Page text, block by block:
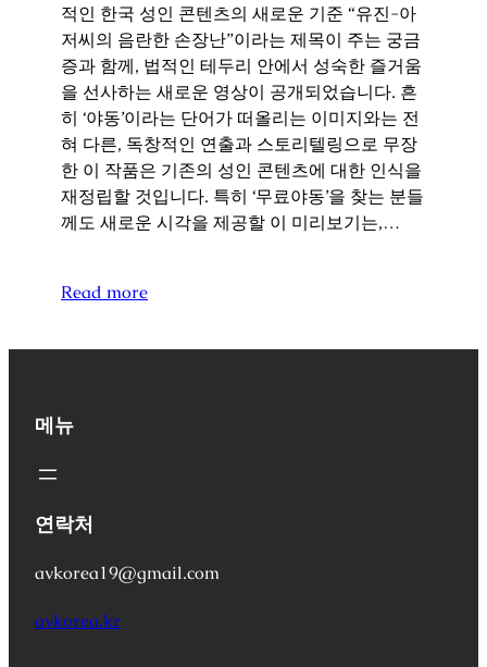
적인 한국 성인 콘텐츠의 새로운 기준 “유진-아
저씨의 음란한 손장난”이라는 제목이 주는 궁금
증과 함께, 법적인 테두리 안에서 성숙한 즐거움
을 선사하는 새로운 영상이 공개되었습니다. 흔
히 ‘야동’이라는 단어가 떠올리는 이미지와는 전
혀 다른, 독창적인 연출과 스토리텔링으로 무장
한 이 작품은 기존의 성인 콘텐츠에 대한 인식을
재정립할 것입니다. 특히 ‘무료야동’을 찾는 분들
께도 새로운 시각을 제공할 이 미리보기는,…
Read more
메뉴
연락처
avkorea19@gmail.com
avkorea.kr